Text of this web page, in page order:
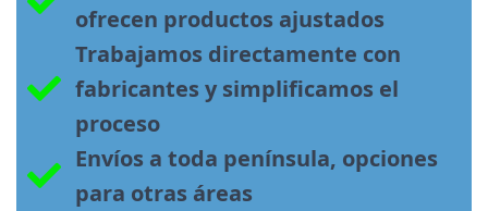
ofrecen productos ajustados
Trabajamos directamente con
fabricantes y simplificamos el
proceso
Envíos a toda península, opciones
para otras áreas